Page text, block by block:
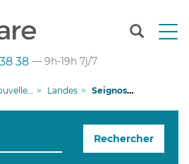
T
n
38 — 9h-19h 7j/7
Aquitaine Landes Seignosse
Rechercher